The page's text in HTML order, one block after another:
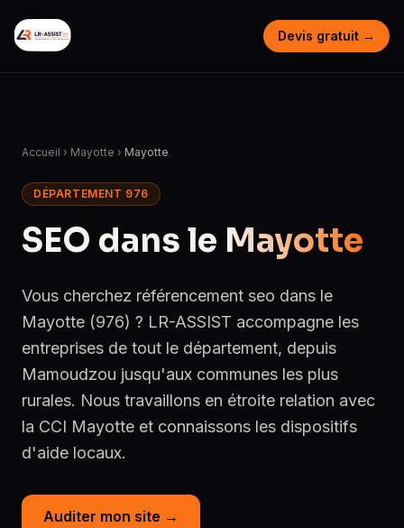
Devis gratuit →
Accueil › Mayotte › Mayotte
DÉPARTEMENT 976
SEO dans le Mayotte
Vous cherchez référencement seo dans le
Mayotte (976) ? LR-ASSIST accompagne les
entreprises de tout le département, depuis
Mamoudzou jusqu'aux communes les plus
rurales. Nous travaillons en étroite relation avec
la CCI Mayotte et connaissons les dispositifs
d'aide locaux.
Auditer mon site →